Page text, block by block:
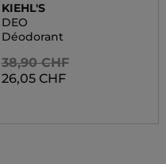
KIEHL'S
DEO
Déodorant
38,90 CHF
26,05 CHF